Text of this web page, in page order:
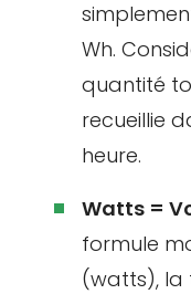
Wh.
quantité
recueillie
heure.
Watts =
formule
(watts), la